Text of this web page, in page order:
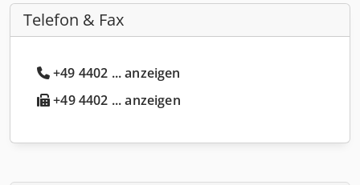
Telefon & Fax
+49 4402 ... anzeigen
+49 4402 ... anzeigen